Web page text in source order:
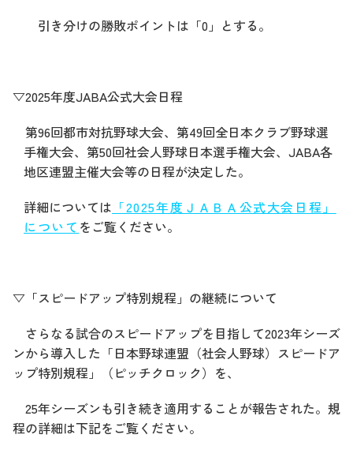
引き分けの勝敗ポイントは「0」とする。
▽2025年度JABA公式大会日程
第96回都市対抗野球大会、第49回全日本クラブ野球選
手権大会、第50回社会人野球日本選手権大会、JABA各
地区連盟主催大会等の日程が決定した。
詳細については 「2025年度ＪＡＢＡ公式大会日程」
について をご覧ください。
▽「スピードアップ特別規程」の継続について
さらなる試合のスピードアップを目指して2023年シーズ
ンから導入した「日本野球連盟（社会人野球）スピードア
ップ特別規程」（ピッチクロック）を、
25年シーズンも引き続き適用することが報告された。規
程の詳細は下記をご覧ください。